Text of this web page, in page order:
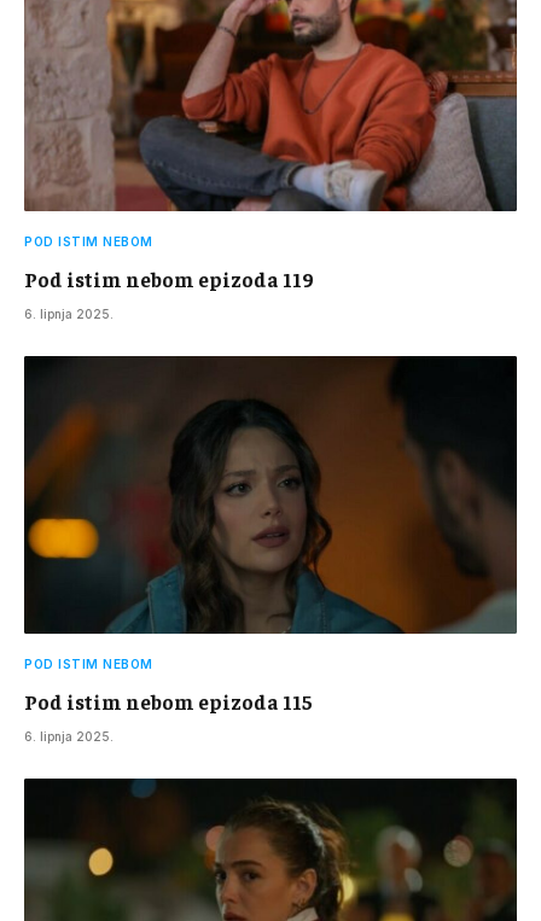
POD ISTIM NEBOM
Pod istim nebom epizoda 119
6. lipnja 2025.
POD ISTIM NEBOM
Pod istim nebom epizoda 115
6. lipnja 2025.